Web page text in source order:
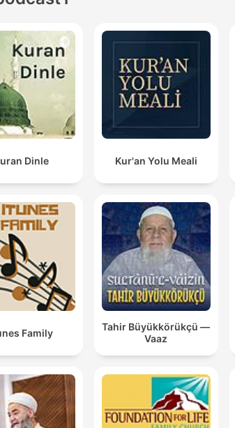
Dinle Kur'an Yolu Meali
Family
Tahir Büyükkörükçü —
Vaaz